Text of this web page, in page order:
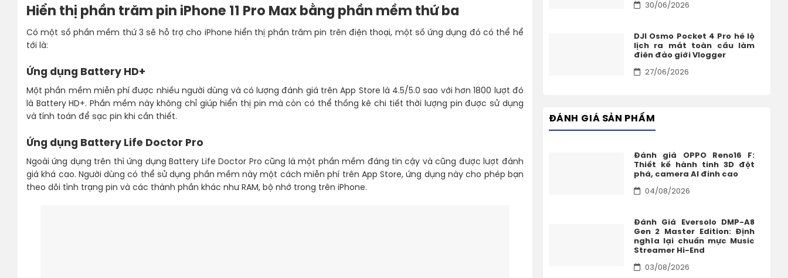
Hiển thị phần trăm pin iPhone 11 Pro Max bằng phần mềm thứ ba
Có một số phần mềm thứ 3 sẽ hỗ trợ cho iPhone hiển thị phần trăm pin trên điện thoại, một số ứng dụng đó có thể hể
tới là:
Ứng dụng Battery HD+
Một phần mềm miễn phí được nhiều người dùng và có lượng đánh giá trên App Store là 4.5/5.0 sao với hơn 1800 lượt đó
là Battery HD+. Phần mềm này không chỉ giúp hiển thị pin mà còn có thể thống kê chi tiết thời lượng pin được sử dụng
và tính toán để sạc pin khi cần thiết.
Ứng dụng Battery Life Doctor Pro
Ngoài ứng dụng trên thì ứng dụng Battery Life Doctor Pro cũng là một phần mềm đáng tin cậy và cũng được lượt đánh
giá khá cao. Người dùng có thể sử dụng phần mềm này một cách miễn phí trên App Store, ứng dụng này cho phép bạn
theo dõi tình trạng pin và các thành phần khác như RAM, bộ nhớ trong trên iPhone.
30/06/2026
DJI Osmo Pocket 4 Pro hé lộ
lịch ra mắt toàn cầu làm
điên đảo giới Vlogger
27/06/2026
ĐÁNH GIÁ SẢN PHẨM
Đánh giá OPPO Reno16 F:
Thiết kế hành tinh 3D đột
phá, camera AI đỉnh cao
04/08/2026
Đánh Giá Eversolo DMP-A8
Gen 2 Master Edition: Định
nghĩa lại chuẩn mực Music
Streamer Hi-End
03/08/2026